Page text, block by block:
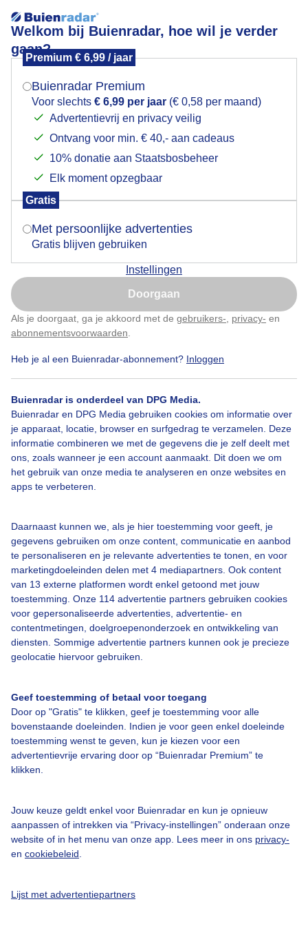
Welkom bij Buienradar, hoe wil je verder
gaan?
Premium € 6,99 / jaar
Buienradar Premium
Voor slechts € 6,99 per jaar (€ 0,58 per maand)
Advertentievrij en privacy veilig
Ontvang voor min. € 40,- aan cadeaus
10% donatie aan Staatsbosbeheer
Elk moment opzegbaar
Gratis
Met persoonlijke advertenties
Gratis blijven gebruiken
Instellingen
Doorgaan
Als je doorgaat, ga je akkoord met de gebruikers- privacy- en
abonnementsvoorwaarden
Heb je al een Buienradar-abonnement? Inloggen
Buienradar is onderdeel van DPG Media.
Buienradar en DPG Media gebruiken cookies om informatie over
je apparaat, locatie, browser en surfgedrag te verzamelen. Deze
informatie combineren we met de gegevens die je zelf deelt met
ons, zoals wanneer je een account aanmaakt. Dit doen we om
het gebruik van onze media te analyseren en onze websites en
apps te verbeteren.
Daarnaast kunnen we, als je hier toestemming voor geeft, je
gegevens gebruiken om onze content, communicatie en aanbod
te personaliseren en je relevante advertenties te tonen, en voor
marketingdoeleinden delen met 4 mediapartners. Ook content
van 13 externe platformen wordt enkel getoond met jouw
toestemming. Onze 114 advertentie partners gebruiken cookies
voor gepersonaliseerde advertenties, advertentie- en
contentmetingen, doelgroepenonderzoek en ontwikkeling van
diensten. Sommige advertentie partners kunnen ook je precieze
geolocatie hiervoor gebruiken.
Geef toestemming of betaal voor toegang
Door op "Gratis" te klikken, geef je toestemming voor alle
bovenstaande doeleinden. Indien je voor geen enkel doeleinde
toestemming wenst te geven, kun je kiezen voor een
advertentievrije ervaring door op “Buienradar Premium” te
klikken.
Jouw keuze geldt enkel voor Buienradar en kun je opnieuw
aanpassen of intrekken via “Privacy-instellingen” onderaan onze
website of in het menu van onze app. Lees meer in ons privacy-
en cookiebeleid
Lijst met advertentiepartners
Bewolkte zonsondergang
Een bewolkte zonsondergang. Weinig wind op het
strand
Door: Jacoba de Graaf Gemaakt: 06-11-2025, 41x bekeken
Zon Wolken Zonsondergang
Bekijk slideshow
Een moment geduld aub...
Bedrijfsgegevens
Veelgestelde vragen
Contact
Gebruikersvoorwaarden
Adverteren
Mogen we je locatie gebruiken voor het
Indien je hier nog geen akkoord op hebt gegeven,
verschijnt er zo een pop-up uit je browser waarin
Is goed, toon de popup
Nu niet, misschien later
Klik hierom dit aan te passen